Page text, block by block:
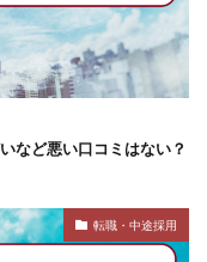
など悪い口コミはない？
転職・中途採用